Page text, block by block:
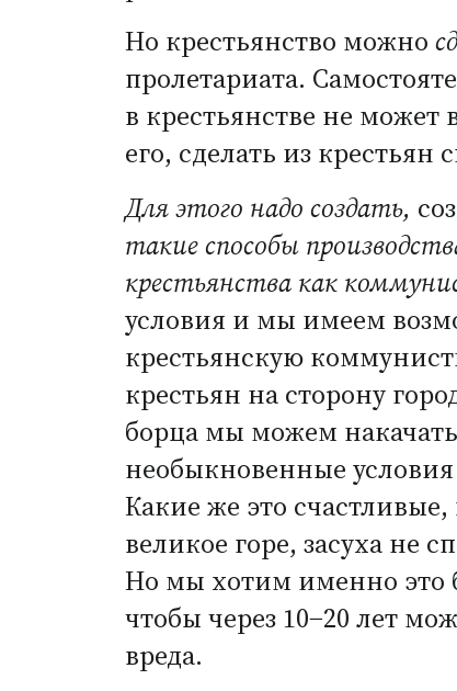
Но крестьянство можно
пролетариата.
в крестьянстве не может
его, сделать из
Для этого надо создать,
такие способы
крестьянства как
условия и мы имеем
крестьянскую
крестьян на сторону
борца мы можем
необыкновенные
Какие же это
великое горе, засуха не
Но мы хотим именно это
чтобы через 10−20 лет
вреда.